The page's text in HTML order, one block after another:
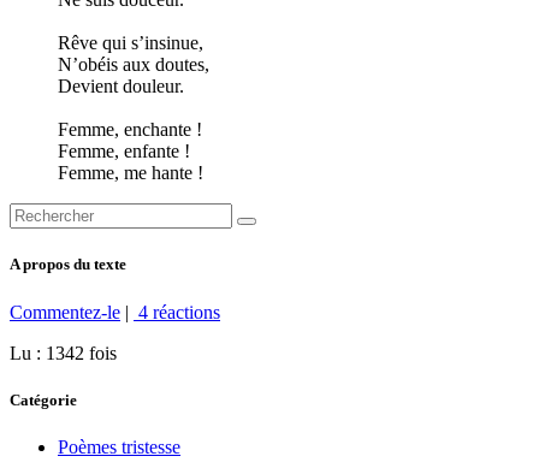
Rêve qui s’insinue,
N’obéis aux doutes,
Devient douleur.
Femme, enchante !
Femme, enfante !
Femme, me hante !
A propos du texte
Commentez-le | 4 réactions
Lu : 1342 fois
Catégorie
Poèmes tristesse